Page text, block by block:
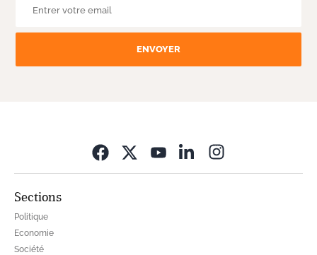
ENVOYER
Sections
Politique
Economie
Société